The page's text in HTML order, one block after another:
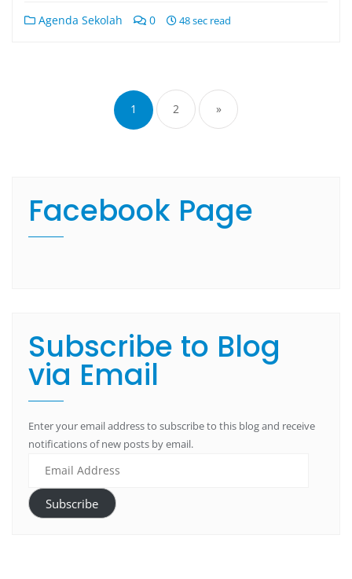
Agenda Sekolah 0 48 sec read
1 2 »
Facebook Page
Subscribe to Blog
via Email
Enter your email address to subscribe to this blog and receive
notifications of new posts by email.
Subscribe